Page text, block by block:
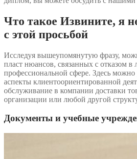
Что такое Извините, я
с этой просьбой
Исследуя вышеупомянутую фразу,
пласт нюансов, связанных с отказом в
профессиональной сфере. Здесь можно
аспекты клиентоориентированной
обслуживание в компании доставки
организации или любой другой
Документы и учебные